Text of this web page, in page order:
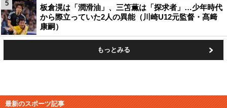
板倉滉は「潤滑油」、三笘薫は「探求者」…少年時代
から際立っていた2人の異能（川崎U12元監督・髙﨑
康嗣）
5
もっとみる
最新のスポーツ記事